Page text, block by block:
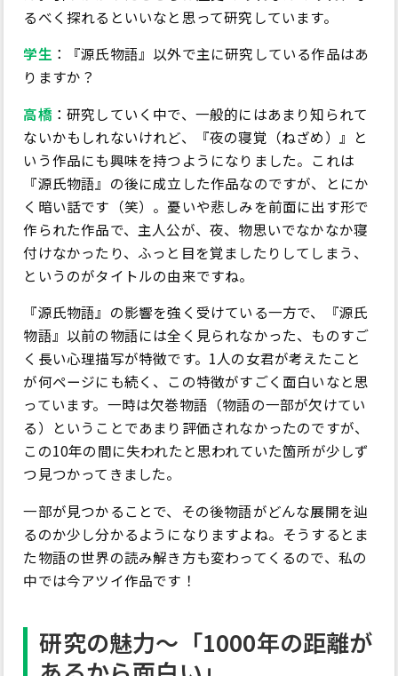
るべく探れるといいなと思って研究しています。
学生 ：『源氏物語』以外で主に研究している作品はあ
りますか？
高橋：研究していく中で、一般的にはあまり知られて
ないかもしれないけれど、『夜の寝覚（ねざめ）』と
いう作品にも興味を持つようになりました。これは
『源氏物語』の後に成立した作品なのですが、とにか
く暗い話です（笑）。憂いや悲しみを前面に出す形で
作られた作品で、主人公が、夜、物思いでなかなか寝
付けなかったり、ふっと目を覚ましたりしてしまう、
というのがタイトルの由来ですね。
『源氏物語』の影響を強く受けている一方で、『源氏
物語』以前の物語には全く見られなかった、ものすご
く長い心理描写が特徴です。1人の女君が考えたこと
が何ページにも続く、この特徴がすごく面白いなと思
っています。一時は欠巻物語（物語の一部が欠けてい
る）ということであまり評価されなかったのですが、
この10年の間に失われたと思われていた箇所が少しず
つ見つかってきました。
一部が見つかることで、その後物語がどんな展開を辿
るのか少し分かるようになりますよね。そうするとま
た物語の世界の読み解き方も変わってくるので、私の
中では今アツイ作品です！
研究の魅力～「1000年の距離が